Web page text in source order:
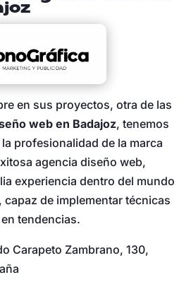
en sus proyectos, otra de las
web en Badajoz, tenemos
profesionalidad de la marca
agencia diseño web,
experiencia dentro del mundo
de implementar técnicas
tendencias.
Carapeto Zambrano, 130,